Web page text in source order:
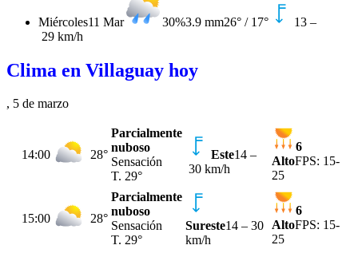
Miércoles11 Mar 30%3.9 mm26° / 17° 13 –
29 km/h
Clima en Villaguay hoy
, 5 de marzo
14:00 28°
Parcialmente
nuboso
Sensación
T. 29°
Este14 –
30 km/h
6
AltoFPS: 15-
25
15:00 28°
Parcialmente
nuboso
Sensación
T. 29°
Sureste14 – 30
km/h
6
AltoFPS: 15-
25